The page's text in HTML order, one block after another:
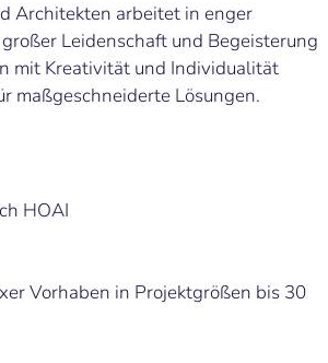
Architekten arbeitet in enger
Leidenschaft und Begeisterung
mit Kreativität und Individualität
maßgeschneiderte Lösungen.
HOAI
Vorhaben in Projektgrößen bis 30